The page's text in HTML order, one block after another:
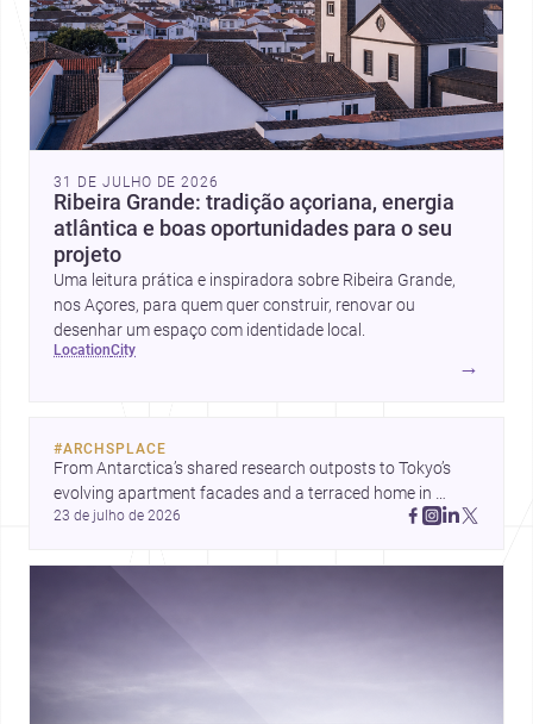
31 DE JULHO DE 2026
Ribeira Grande: tradição açoriana, energia
atlântica e boas oportunidades para o seu
projeto
Uma leitura prática e inspiradora sobre Ribeira Grande,
nos Açores, para quem quer construir, renovar ou
desenhar um espaço com identidade local.
location city
→
#ARCHSPLACE
From Antarctica’s shared research outposts to Tokyo’s
evolving apartment facades and a terraced home in
Amman, these projects show how architecture adapts to
23 de julho de 2026